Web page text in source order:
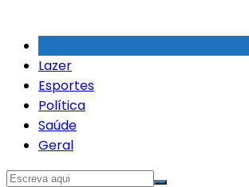
Lazer
Esportes
Política
Saúde
Geral